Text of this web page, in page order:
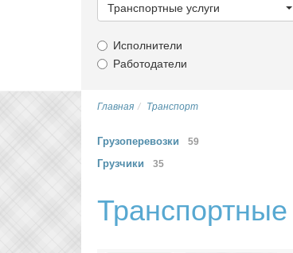
категорию...
Транспортные услуги
Исполнители
Работодатели
Главная Транспорт
Грузоперевозки 59
Грузчики 35
Транспортные